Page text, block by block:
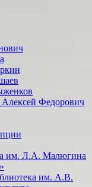
Федорович
им. Л.А. Малюгина
им. А.В.